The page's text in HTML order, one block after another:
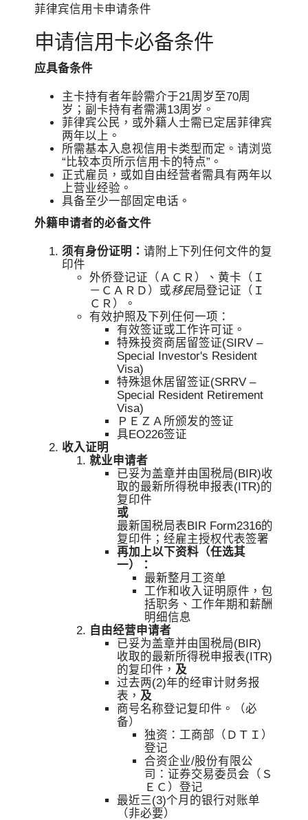
菲律宾信用卡申请条件
申请信用卡必备条件
应具备条件
主卡持有者年龄需介于21周岁至70周
岁；副卡持有者需满13周岁。
菲律宾公民，或外籍人士需已定居菲律宾
两年以上。
所需基本入息视信用卡类型而定。请浏览
“比较本页所示信用卡的特点”。
正式雇员，或如自由经营者需具有两年以
上营业经验。
具备至少一部固定电话。
外籍申请者的必备文件
须有身份证明：请附上下列任何文件的复
印件
外侨登记证（ＡＣＲ）、黄卡（Ｉ
－ＣＡＲＤ）或移民局登记证（Ｉ
ＣＲ）。
有效护照及下列任何一项：
有效签证或工作许可证。
特殊投资商居留签证(SIRV –
Special Investor's Resident
Visa)
特殊退休居留签证(SRRV –
Special Resident Retirement
Visa)
ＰＥＺＡ所颁发的签证
具EO226签证
收入证明
就业申请者
已妥为盖章并由国税局(BIR)收
取的最新所得税申报表(ITR)的
复印件
或
最新国税局表BIR Form2316的
复印件；经雇主授权代表签署
再加上以下资料（任选其
一）：
最新整月工资单
工作和收入证明原件，包
括职务、工作年期和薪酬
明细信息
自由经营申请者
已妥为盖章并由国税局(BIR)
收取的最新所得税申报表(ITR)
的复印件， 及
过去两(2)年的经审计财务报
表， 及
商号名称登记复印件。（必
备）
独资：工商部（ＤＴＩ）
登记
合资企业/股份有限公
司：证券交易委员会（Ｓ
ＥＣ）登记
最近三(3)个月的银行对账单
（非必要）